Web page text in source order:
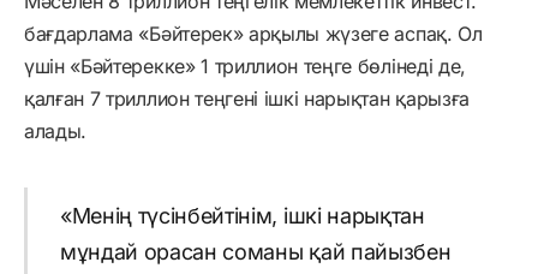
бағдарлама «Бәйтерек» арқылы жүзеге аспақ. Ол
үшін «Бәйтерекке» 1 триллион теңге бөлінеді де,
қалған 7 триллион теңгені ішкі нарықтан қарызға
алады.
«Менің түсінбейтінім, ішкі нарықтан
мұндай орасан соманы қай пайызбен